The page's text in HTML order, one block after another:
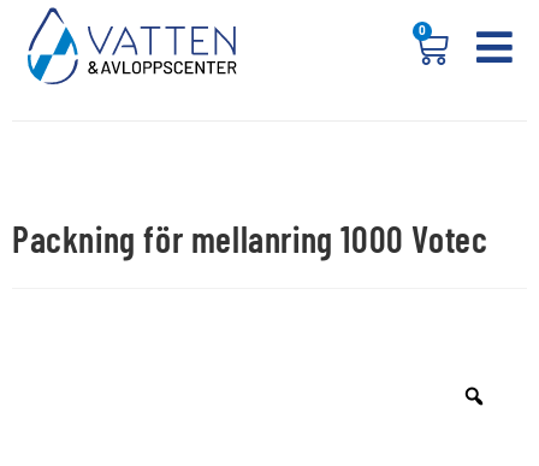
0
Packning för mellanring 1000 Votec